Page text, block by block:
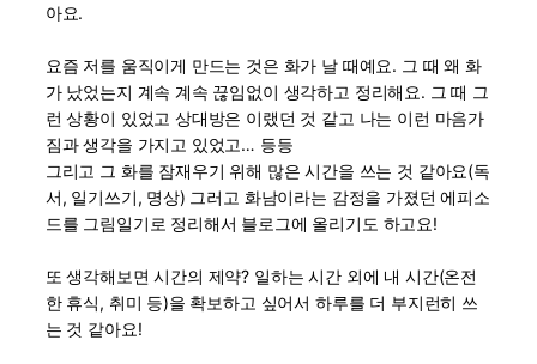
아요.
요즘 저를 움직이게 만드는 것은 화가 날 때예요. 그 때 왜 화
가 났었는지 계속 계속 끊임없이 생각하고 정리해요. 그 때 그
런 상황이 있었고 상대방은 이랬던 것 같고 나는 이런 마음가
짐과 생각을 가지고 있었고… 등등
그리고 그 화를 잠재우기 위해 많은 시간을 쓰는 것 같아요(독
서, 일기쓰기, 명상) 그러고 화남이라는 감정을 가졌던 에피소
드를 그림일기로 정리해서 블로그에 올리기도 하고요!
또 생각해보면 시간의 제약? 일하는 시간 외에 내 시간(온전
한 휴식, 취미 등)을 확보하고 싶어서 하루를 더 부지런히 쓰
는 것 같아요!